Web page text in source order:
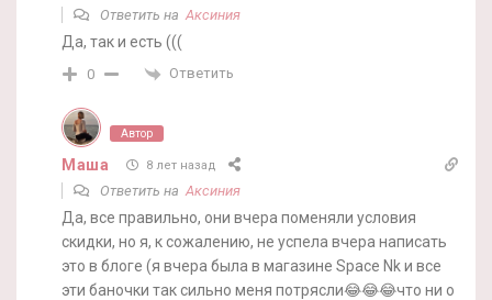
Ответить наАксиния
Да, так и есть (((
0 Ответить
Автор
Маша 8 лет назад
Ответить на Аксиния
Да, все правильно, они вчера поменяли условия
скидки, но я, к сожалению, не успела вчера написать
это в блоге (я вчера была в магазине Space Nk и все
эти баночки так сильно меня потрясли😂😂😂что ни о